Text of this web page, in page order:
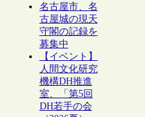
名古屋市、名
古屋城の現天
守閣の記録を
募集中
【イベント】
人間文化研究
機構DH推進
室、「第5回
DH若手の会